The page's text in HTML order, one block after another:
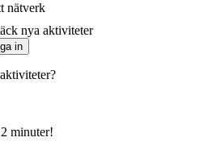
nätverk
nya aktiviteter
in
minuter!